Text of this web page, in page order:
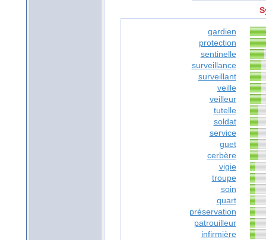
gardien
protection
sentinelle
surveillance
surveillant
veille
veilleur
tutelle
soldat
service
guet
cerbère
vigie
troupe
soin
quart
préservation
patrouilleur
infirmière